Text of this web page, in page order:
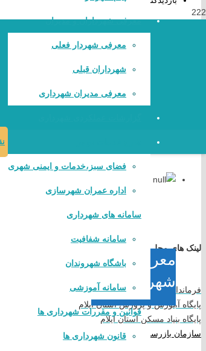
معرفی شهرداران و مدیران
معرفی شهردار فعلی
شهرداران قبلی
معرفی مدیران شهرداری
فضای سبز،خدمات و ایمنی شهری
اداره عمران شهرسازی
سامانه های شهرداری
سامانه شفافیت
باشگاه شهروندان
سامانه آموزشی
قوانین و مقررات شهرداری ها
قانون شهرداری ها
معرفی
شهردار
Yesterday's Views:
Total Views:
پایگاه وزارت کشور
پایگاه مجلس شورای اسلامی
پایگاه قوه قضاییه کشور
سازمان شهرداری ها و دهیاری های کشور
پایگاه خبری استانداری ایلا
م
لینک های محلی
فرمانداری شهرستان ملکشاهی
پایگاه آموزش و پرورش استان ایلام
پایگاه بنیاد مسکن استان ایلام
سازمان بازرسی استان ایلام